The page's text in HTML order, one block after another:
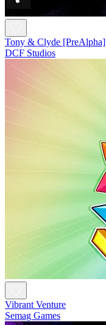
Tony & Clyde [PreAlpha]
DCF Studios
Vibrant Venture
Semag Games